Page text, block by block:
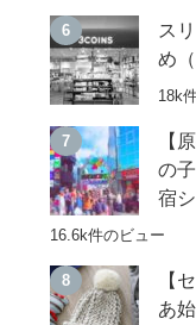
ス
め
18k
【
の
宿
16.6k件のビュー
【
あ